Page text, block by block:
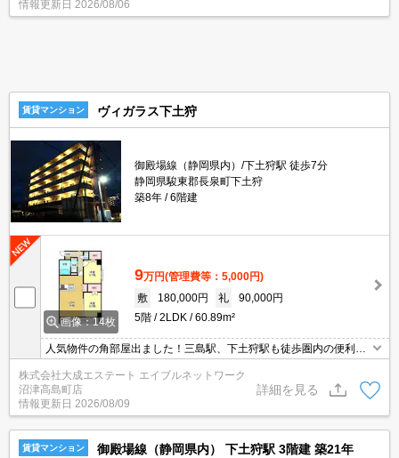
情報更新日 2026/08/06
賃貸マンション ヴィガラス下土狩
御殿場線（静岡県内）/下土狩駅 徒歩7分
静岡県駿東郡長泉町下土狩
築8年
6階建
画像：14枚
9万円(管理費等：5,000円)
敷
180,000円 礼
90,000円
5階
2LDK 60.89m²
人気物件の角部屋出ました！三島駅、下土狩駅も徒歩圏内の便利な
立地です！広々２LDKでウォークインクローゼット２箇所付きで
す！屋根付き駐車場もございます！弊社が建築から管理まで一括し
ていますので、入居後のアフターケアもお任せ下さい！
株式会社大成エステート エイブルネットワーク
沼津高島町店
情報更新日 2026/08/09
詳細を見る
賃貸マンション 御殿場線（静岡県内） 下土狩駅 3階建 築21年